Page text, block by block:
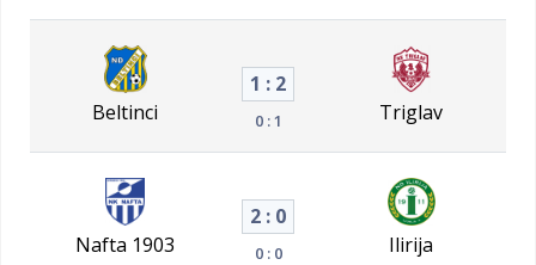
Beltinci
1 : 2
0 : 1 Triglav
Nafta 1903
2 : 0
0 : 0 Ilirija